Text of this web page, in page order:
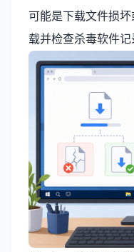
可能是下载文件损
载并检查杀毒软件记